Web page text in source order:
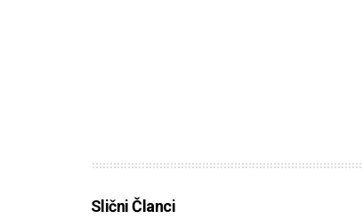
Slični Članci